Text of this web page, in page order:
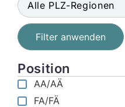
Filter anwenden
Position
AA/AÄ
FA/FÄ